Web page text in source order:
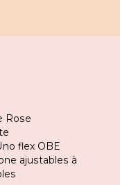
Rose
flex OBE
ajustables à